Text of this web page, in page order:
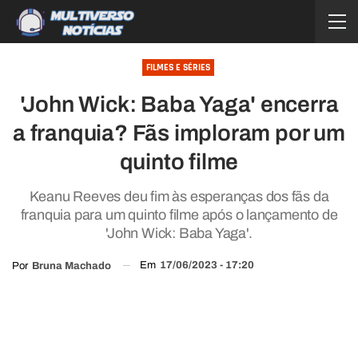
FILMES E SÉRIES
'John Wick: Baba Yaga' encerra
a franquia? Fãs imploram por um
quinto filme
Keanu Reeves deu fim às esperanças dos fãs da
franquia para um quinto filme após o lançamento de
'John Wick: Baba Yaga'.
Por Bruna Machado Em 17/06/2023 - 17:20